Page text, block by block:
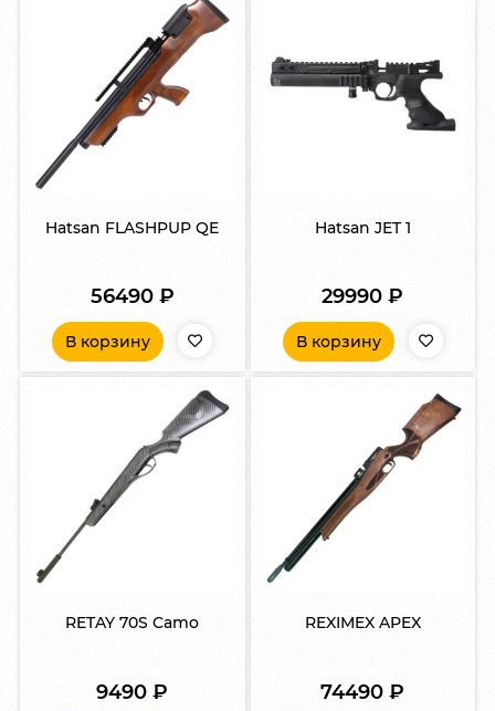
Hatsan FLASHPUP QE
56490 ₽
В корзину
Hatsan JET 1
29990₽
В корзину
RETAY 70S Camo
9490₽
REXIMEX APEX
74490₽